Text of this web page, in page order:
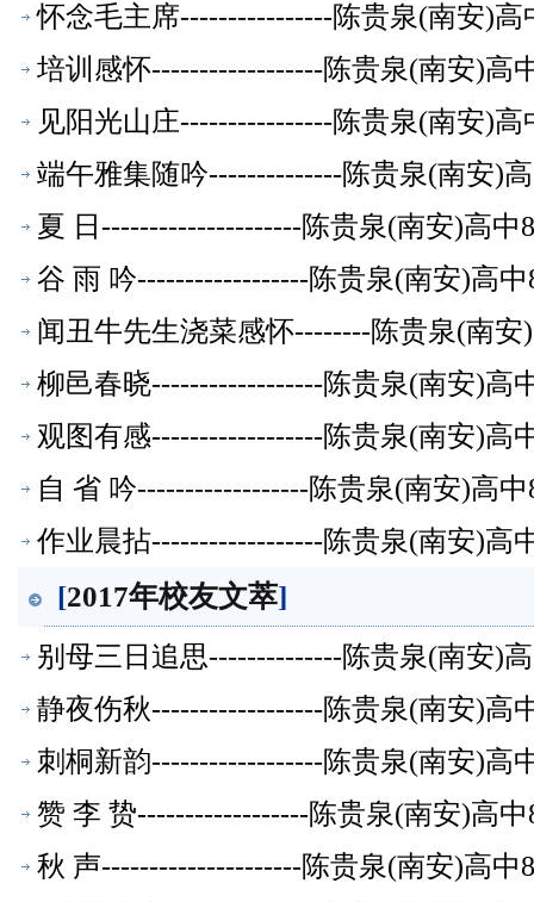
怀念毛主席----------------陈贵泉(南安)高
培训感怀------------------陈贵泉(南安)高
见阳光山庄----------------陈贵泉(南安)
端午雅集随吟--------------陈贵泉(南安)
夏 日---------------------陈贵泉(南安)高中
谷 雨 吟------------------陈贵泉(南安)高
闻丑牛先生浇菜感怀--------陈贵泉(南安
柳邑春晓------------------陈贵泉(南安)高
观图有感------------------陈贵泉(南安)高
自 省 吟------------------陈贵泉(南安)高
作业晨拈------------------陈贵泉(南安)高
[2017年校友文萃]
别母三日追思--------------陈贵泉(南安)
静夜伤秋------------------陈贵泉(南安)高
刺桐新韵------------------陈贵泉(南安)高
赞 李 贽------------------陈贵泉(南安)高
秋 声---------------------陈贵泉(南安)高中